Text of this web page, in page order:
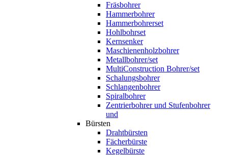
Fräsbohrer
Hammerbohrer
Hammerbohrerset
Hohlbohrset
Kernsenker
Maschienenholzbohrer
Metallbohrer/set
MultiConstruction Bohrer/set
Schalungsbohrer
Schlangenbohrer
Spiralbohrer
Zentrierbohrer und Stufenbohrer
und
Bürsten
Drahtbürsten
Fächerbürste
Kegelbürste